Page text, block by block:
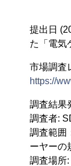
提出日
た「電気
市場調査
https://
調査結果
調査者:
調査範囲
ーヤーの
調査場所